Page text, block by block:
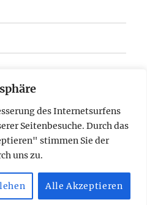
des Internetsurfens
Seitenbesuche. Durch das
stimmen Sie der
uns zu.
Alle Akzeptieren